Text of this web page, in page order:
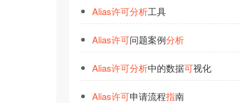
Alias许可分析工具
Alias许可问题案例分析
Alias许可分析中的数据可视化
Alias许可申请流程指南